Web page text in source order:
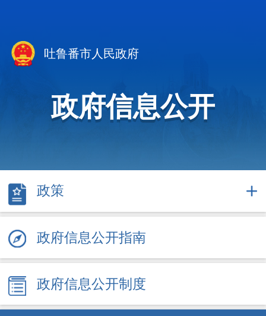
吐鲁番市人民政府
政府信息公开
政策
政府信息公开指南
政府信息公开制度